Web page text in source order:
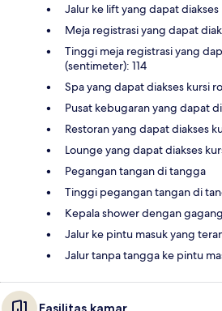
Jalur ke lift yang dapat diakses
Meja registrasi yang dapat
Tinggi meja registrasi yang
(sentimeter): 114
Spa yang dapat diakses kursi
Pusat kebugaran yang dapat
Restoran yang dapat diakses
Lounge yang dapat diakses
Pegangan tangan di tangga
Tinggi pegangan tangan di
Kepala shower dengan
Jalur ke pintu masuk yang
Jalur tanpa tangga ke pintu